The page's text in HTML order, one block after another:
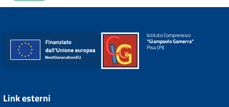
Istituto Comprensivo
"Giampaolo Gamerra"
Pisa (PI)
Link esterni